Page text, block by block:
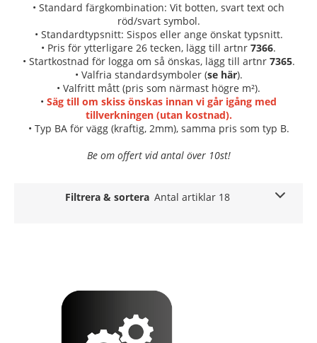
• Standard färgkombination: Vit botten, svart text och
röd/svart symbol.
• Standardtypsnitt: Sispos eller ange önskat typsnitt.
• Pris för ytterligare 26 tecken, lägg till artnr 7366.
• Startkostnad för logga om så önskas, lägg till artnr 7365.
• Valfria standardsymboler (se här).
• Valfritt mått (pris som närmast högre m²).
• Säg till om skiss önskas innan vi går igång med
tillverkningen (utan kostnad).
• Typ BA för vägg (kraftig, 2mm), samma pris som typ B.
Be om offert vid antal över 10st!
Filtrera & sortera Antal artiklar 18